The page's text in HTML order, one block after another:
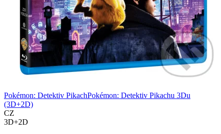
Pokémon: Detektiv PikachPokémon: Detektiv Pikachu 3Du
(3D+2D)
CZ
3D+2D